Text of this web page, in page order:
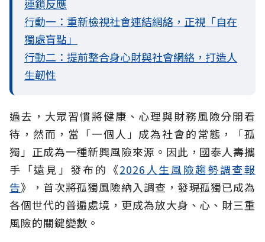
連鎖反應
行動一：重新檢視社會連結網絡，正視「自在
獨處盲點」
行動二：提前整合身心財與社會網絡，打造人
生韌性
過去，大眾習慣將健康、心理與財務風險分開看
待，然而，當「一個人」成為社會的常態，「孤
獨」正成為一種新興風險來源。因此，國泰人壽攜
手「遠見」發布的《2026人生風險趨勢調查報
告》，首次將孤獨風險納入調查，發現孤獨已成為
各個世代的普遍處境，更成為放大身、心、財三重
風險的關鍵變數。